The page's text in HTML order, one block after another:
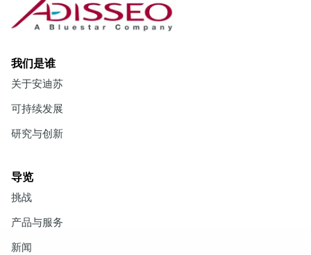
我们是谁
关于安迪苏
可持续发展
研究与创新
导览
挑战
产品与服务
新闻